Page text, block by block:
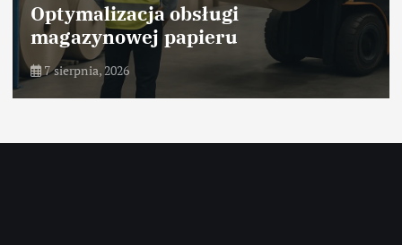
Optymalizacja obsługi
magazynowej papieru
7 sierpnia, 2026